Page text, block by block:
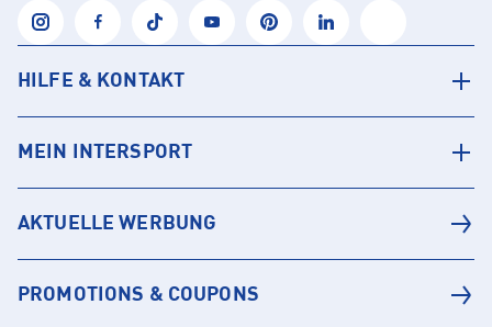
HILFE & KONTAKT
MEIN INTERSPORT
AKTUELLE WERBUNG
PROMOTIONS & COUPONS